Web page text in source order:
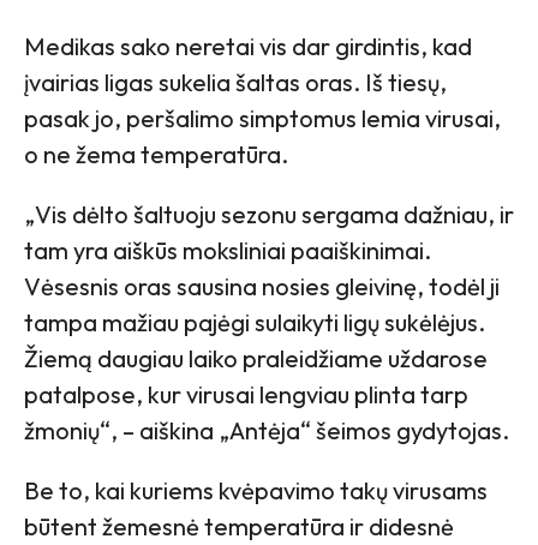
Medikas sako neretai vis dar girdintis, kad
įvairias ligas sukelia šaltas oras. Iš tiesų,
pasak jo, peršalimo simptomus lemia virusai,
o ne žema temperatūra.
„Vis dėlto šaltuoju sezonu sergama dažniau, ir
tam yra aiškūs moksliniai paaiškinimai.
Vėsesnis oras sausina nosies gleivinę, todėl ji
tampa mažiau pajėgi sulaikyti ligų sukėlėjus.
Žiemą daugiau laiko praleidžiame uždarose
patalpose, kur virusai lengviau plinta tarp
žmonių“, – aiškina „Antėja“ šeimos gydytojas.
Be to, kai kuriems kvėpavimo takų virusams
būtent žemesnė temperatūra ir didesnė